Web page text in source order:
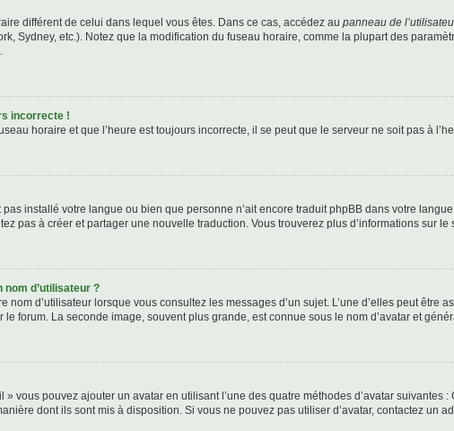
différent de celui dans lequel vous êtes. Dans ce cas, accédez au panneau de
Sydney, etc.). Notez que la modification du fuseau horaire, comme la plupart des
incorrecte !
horaire et que l’heure est toujours incorrecte, il se peut que le serveur ne soit pas à
installé votre langue ou bien que personne n’ait encore traduit phpBB dans votre
pas à créer et partager une nouvelle traduction. Vous trouverez plus d’informations sur le
d’utilisateur ?
nom d’utilisateur lorsque vous consultez les messages d’un sujet. L’une d’elles peut
forum. La seconde image, souvent plus grande, est connue sous le nom d’avatar et
» vous pouvez ajouter un avatar en utilisant l’une des quatre méthodes d’avatar suivantes
dont ils sont mis à disposition. Si vous ne pouvez pas utiliser d’avatar, contactez un